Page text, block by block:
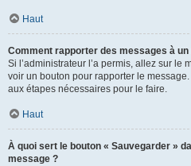
Haut
Comment rapporter des messages à
Si l’administrateur l’a permis, allez sur le
voir un bouton pour rapporter le
aux étapes nécessaires pour le faire.
Haut
À quoi sert le bouton « Sauvegarder »
message ?